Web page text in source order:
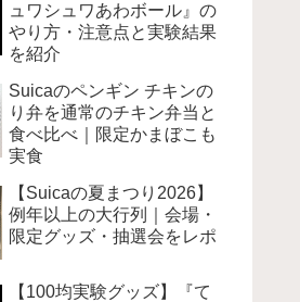
ュワシュワあわボール』の
やり方・注意点と実験結果
を紹介
Suicaのペンギン チキンの
り弁を通常のチキン弁当と
食べ比べ｜限定かまぼこも
実食
【Suicaの夏まつり2026】
例年以上の大行列｜会場・
限定グッズ・抽選会をレポ
【100均実験グッズ】『て